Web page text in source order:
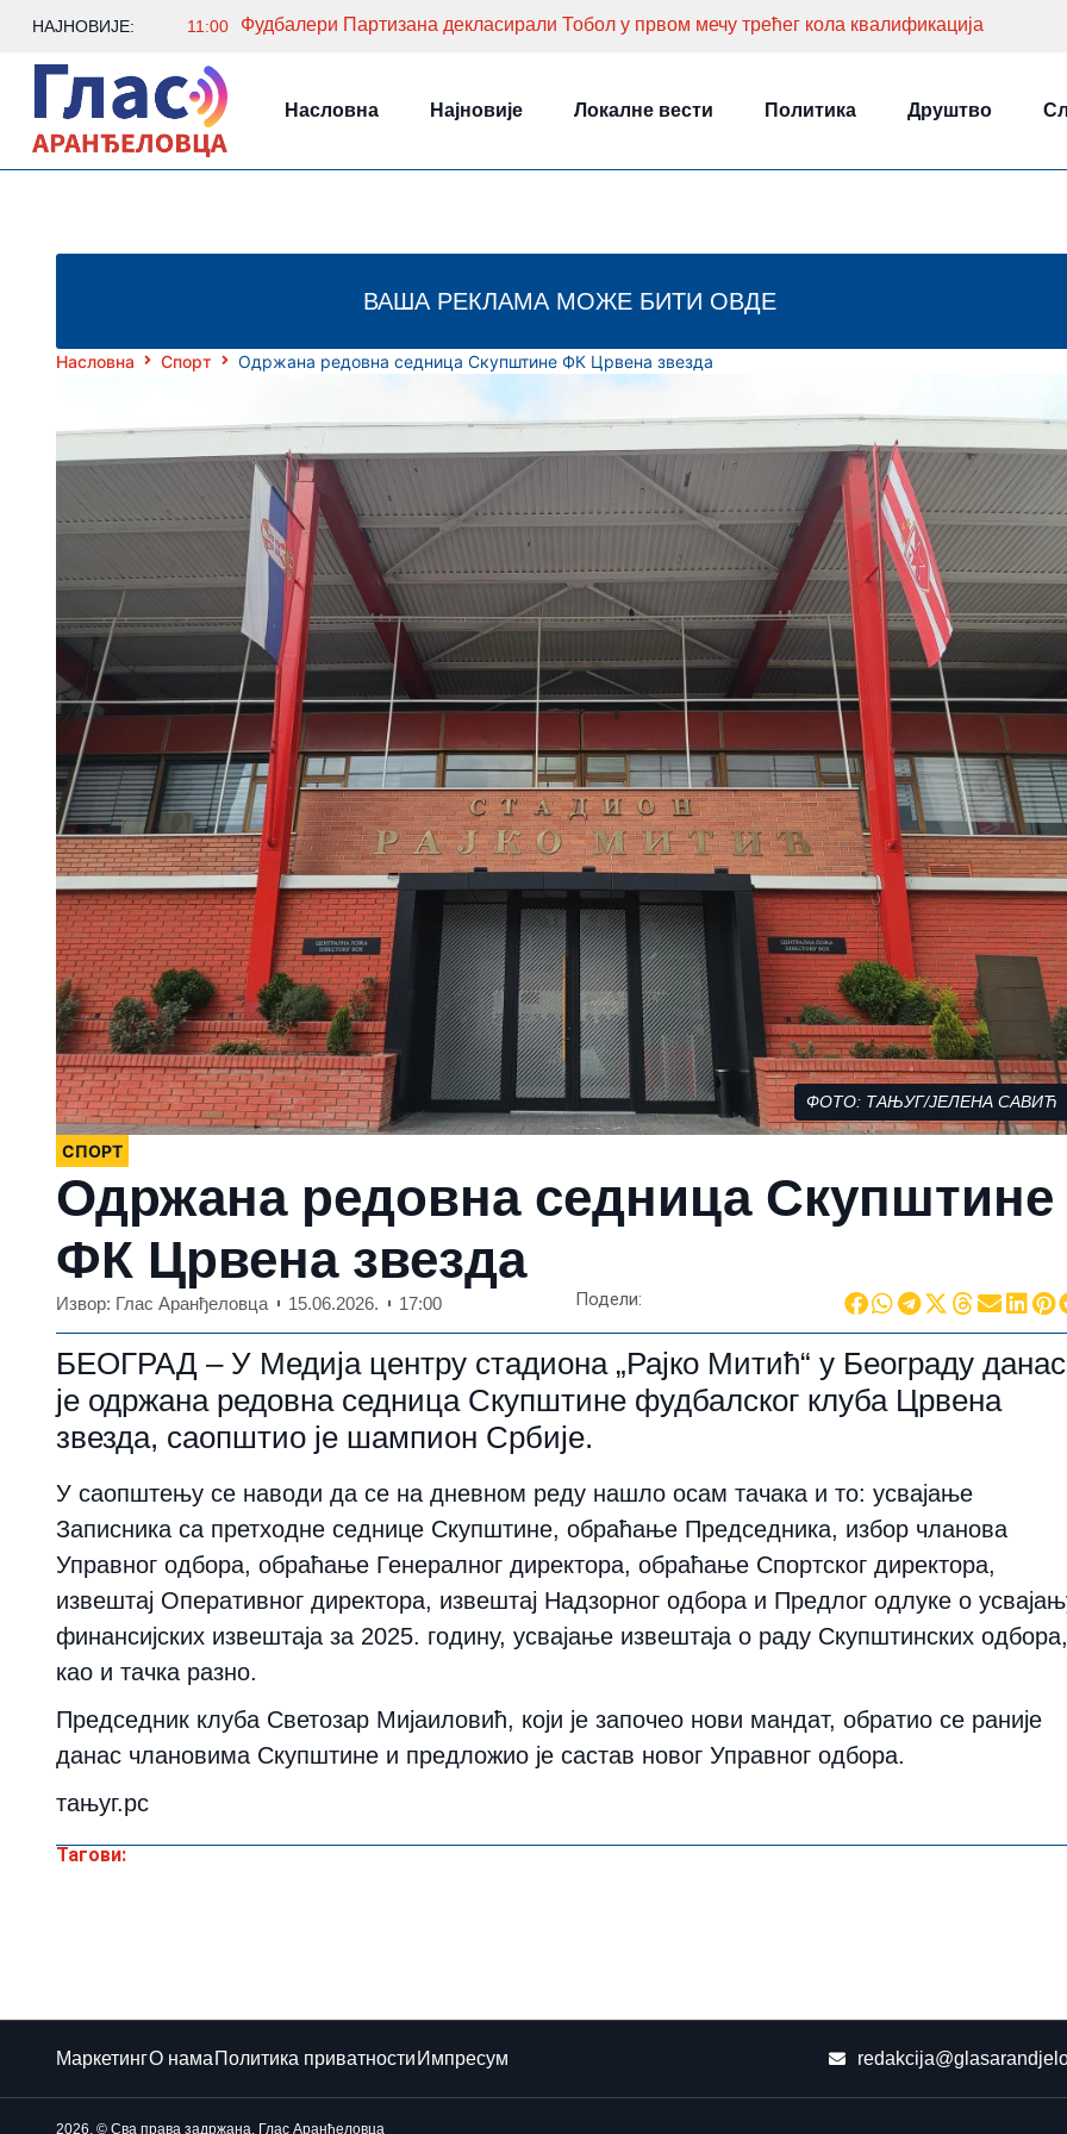
НАЈНОВИЈЕ: 11:00 Фудбалери Партизана декласирали Тобол у првом мечу трећег кола квалификација
Насловна Најновије Локалне вести Политика Друштво
ВАША РЕКЛАМА МОЖЕ БИТИ ОВДЕ
Насловна Спорт Одржана редовна седница Скупштине ФК Црвена звезда
ФОТО: ТАЊУГ/ЈЕЛЕНА САВИЋ
СПОРТ
Одржана редовна седница Скупштине
ФК Црвена звезда
Извор: Глас Аранђеловца 15.06.2026. 17:00 Подели:
БЕОГРАД – У Медија центру стадиона „Рајко Митић“ у Београду данас
је одржана редовна седница Скупштине фудбалског клуба Црвена
звезда, саопштио је шампион Србије.
У саопштењу се наводи да се на дневном реду нашло осам тачака и то: усвајање
Записника са претходне седнице Скупштине, обраћање Председника, избор чланова
Управног одбора, обраћање Генералног директора, обраћање Спортског директора,
извештај Оперативног директора, извештај Надзорног одбора и Предлог одлуке о
финансијских извештаја за 2025. годину, усвајање извештаја о раду Скупштинских одбора,
као и тачка разно.
Председник клуба Светозар Мијаиловић, који је започео нови мандат, обратио се раније
данас члановима Скупштине и предложио је састав новог Управног одбора.
тањуг.рс
Тагови:
МаркетингО нама Политика приватности Импресум
2026. © Сва права задржана. Глас Аранђеловца